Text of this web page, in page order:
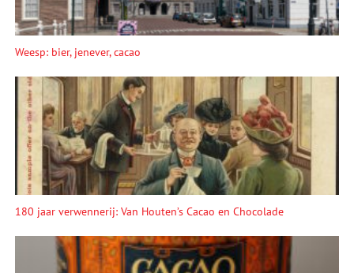
Weesp: bier, jenever, cacao
180 jaar verwennerij: Van Houten’s Cacao en Chocolade